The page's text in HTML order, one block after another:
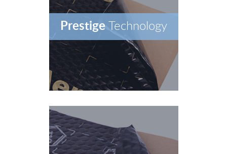
PrestigeTechnology